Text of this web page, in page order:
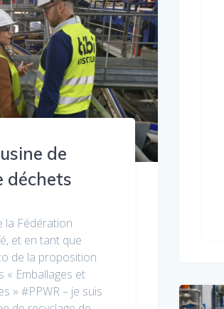
de
déchets
la Fédération
et en tant que
de la proposition
« Emballages et
» #PPWR – je suis